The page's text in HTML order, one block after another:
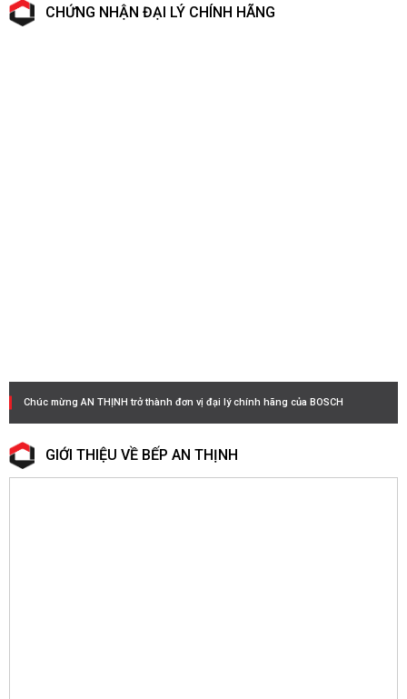
CHỨNG NHẬN ĐẠI LÝ CHÍNH HÃNG
Chúc mừng AN THỊNH trở thành đơn vị đại lý chính hãng của BOSCH
GIỚI THIỆU VỀ BẾP AN THỊNH